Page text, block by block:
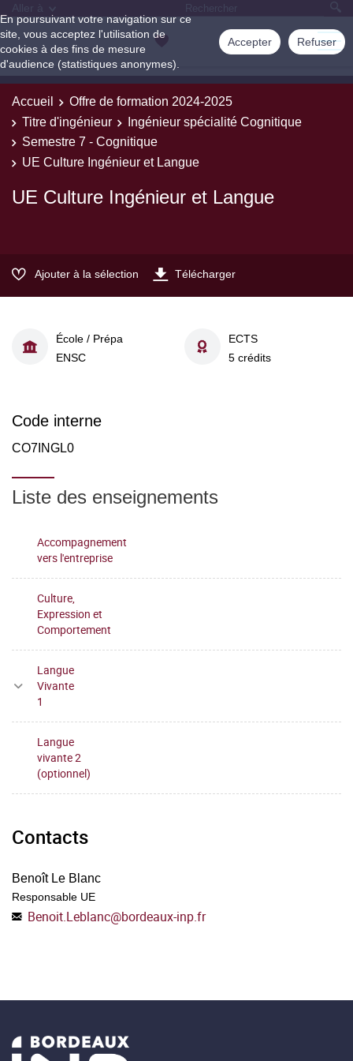
En poursuivant votre navigation sur ce
site, vous acceptez l'utilisation de
cookies à des fins de mesure
d'audience (statistiques anonymes).
Accepter Refuser
Aller à
Accueil
Offre de formation 2024-2025
Titre d'ingénieur
Ingénieur spécialité Cognitique
Semestre 7 - Cognitique
UE Culture Ingénieur et Langue
UE Culture Ingénieur et Langue
Ajouter à la sélection Télécharger
École / Prépa
ENSC
ECTS
5 crédits
Code interne
CO7INGL0
Liste des enseignements
Accompagnement
vers l'entreprise
Culture,
Expression et
Comportement
Langue
Vivante
1
Langue
vivante 2
(optionnel)
Contacts
Benoît Le Blanc
Responsable UE
Benoit.Leblanc@bordeaux-inp.fr